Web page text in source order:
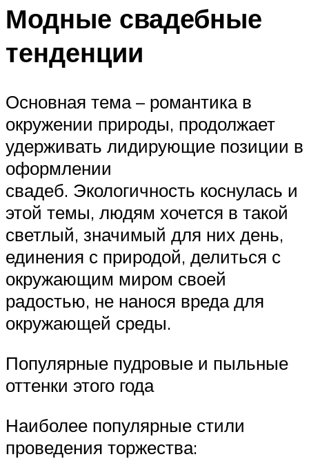
Модные свадебные
тенденции
Основная тема – романтика в
окружении природы, продолжает
удерживать лидирующие позиции в
оформлении
свадеб. Экологичность коснулась и
этой темы, людям хочется в такой
светлый, значимый для них день,
единения с природой, делиться с
окружающим миром своей
радостью, не нанося вреда для
окружающей среды.
Популярные пудровые и пыльные
оттенки этого года
Наиболее популярные стили
проведения торжества: